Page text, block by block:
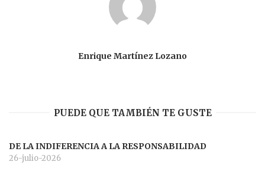
Enrique Martínez Lozano
PUEDE QUE TAMBIÉN TE GUSTE
DE LA INDIFERENCIA A LA RESPONSABILIDAD
26-julio-2026